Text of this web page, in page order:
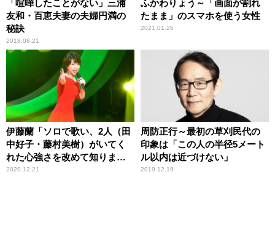
「喧嘩したことがない」三浦
友和・百恵夫妻の夫婦円満の
秘訣
2018.08.21
ふかわりょう～「画面が割れ
たまま」のスマホを使う女性
2021.01.26
伊藤蘭「ソロで歌い、2人（田
中好子・藤村美樹）がいてく
れた心強さを改めて知りまし
た」
2020.12.21
周防正行～最初の草刈民代の
印象は「この人の半径5メート
ル以内は近づけない」
2019.12.19